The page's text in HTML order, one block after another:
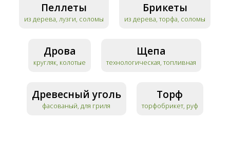
Пеллеты
из дерева, лузги, соломы
Брикеты
из дерева, торфа, соломы
Дрова
кругляк, колотые
Щепа
технологическая, топливная
Древесный уголь
фасованый, для гриля
Торф
торфобрикет, руф